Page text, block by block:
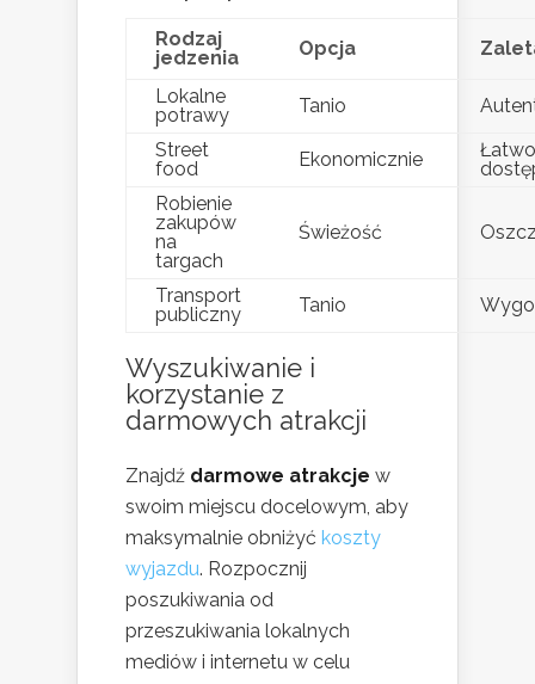
Rodzaj
jedzenia
Opcja
Lokalne
potrawy
Tanio
Street
food
Ekonomicznie
Łatwo
Robienie
zakupów
na
targach
Świeżość
Transport
publiczny
Tanio
Wyszukiwanie i
korzystanie z
darmowych atrakcji
Znajdź darmowe atrakcje w
swoim miejscu docelowym, aby
maksymalnie obniżyć koszty
wyjazdu. Rozpocznij
poszukiwania od
przeszukiwania lokalnych
mediów i internetu w celu